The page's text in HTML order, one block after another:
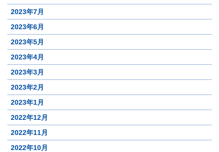
2023年7月
2023年6月
2023年5月
2023年4月
2023年3月
2023年2月
2023年1月
2022年12月
2022年11月
2022年10月